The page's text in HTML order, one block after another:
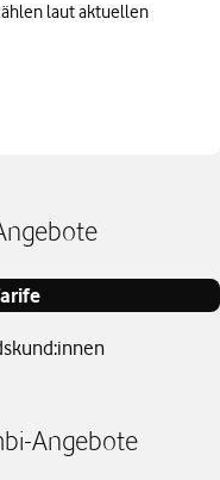
laut aktuellen
Angebote